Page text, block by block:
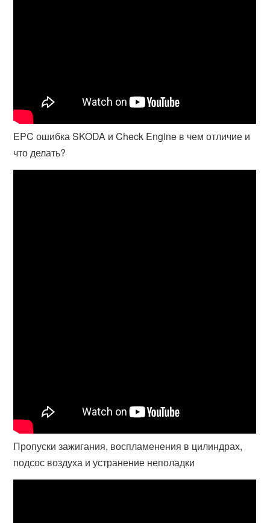
EPC ошибка SKODA и Check Engine в чем отличие и
что делать?
Пропуски зажигания, воспламенения в цилиндрах,
подсос воздуха и устранение неполадки